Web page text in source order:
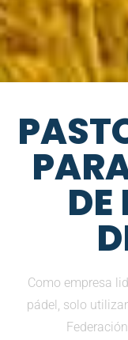
DE
Como empresa
pádel, solo